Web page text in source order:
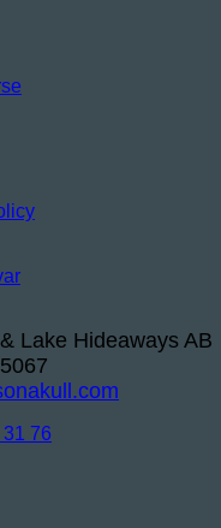
Lake Hideaways AB
76